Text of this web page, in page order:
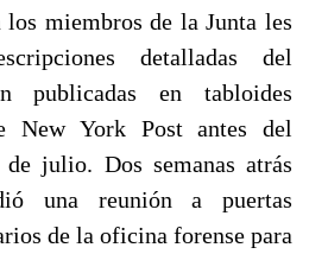
miembros de la Junta les
detalladas del
publicadas en tabloides
New York Post antes del
julio. Dos semanas atrás
una reunión a puertas
de la oficina forense para